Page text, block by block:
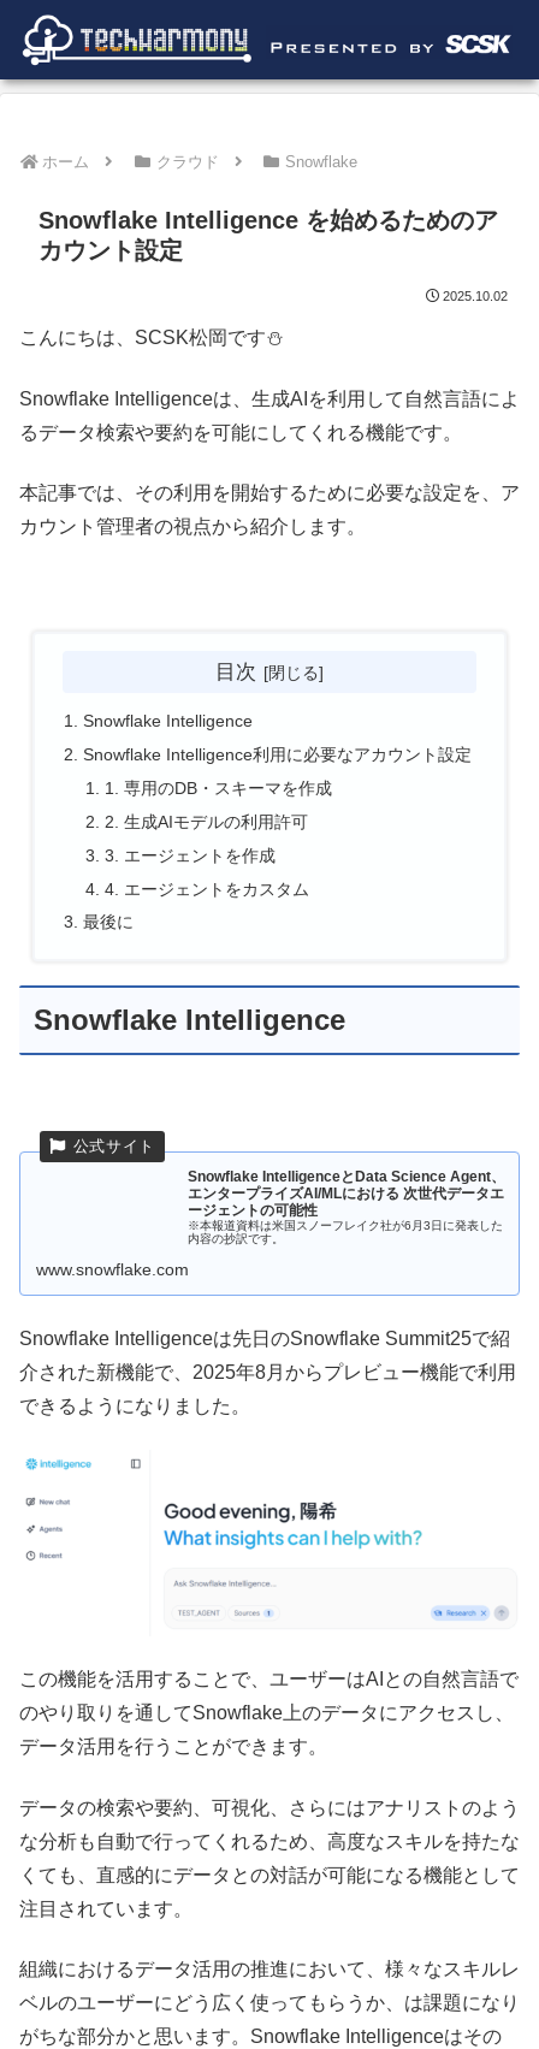
ホーム クラウド Snowflake
Snowflake Intelligence を始めるためのア
カウント設定
2025.10.02
こんにちは、SCSK松岡です⛄
Snowflake Intelligenceは、生成AIを利用して自然言語によ
るデータ検索や要約を可能にしてくれる機能です。
本記事では、その利用を開始するために必要な設定を、ア
カウント管理者の視点から紹介します。
目次
Snowflake Intelligence
Snowflake Intelligence利用に必要なアカウント設定
1. 専用のDB・スキーマを作成
2. 生成AIモデルの利用許可
3. エージェントを作成
4. エージェントをカスタム
最後に
Snowflake Intelligence
Snowflake IntelligenceとData Science Agent、
エンタープライズAI/MLにおける 次世代データエ
ージェントの可能性
※本報道資料は米国スノーフレイク社が6月3日に発表した
内容の抄訳です。
www.snowflake.com
Snowflake Intelligenceは先日のSnowflake Summit25で紹
介された新機能で、2025年8月からプレビュー機能で利用
できるようになりました。
この機能を活用することで、ユーザーはAIとの自然言語で
のやり取りを通してSnowflake上のデータにアクセスし、
データ活用を行うことができます。
データの検索や要約、可視化、さらにはアナリストのよう
な分析も自動で行ってくれるため、高度なスキルを持たな
くても、直感的にデータとの対話が可能になる機能として
注目されています。
組織におけるデータ活用の推進において、様々なスキルレ
ベルのユーザーにどう広く使ってもらうか、は課題になり
がちな部分かと思います。Snowflake Intelligenceはその